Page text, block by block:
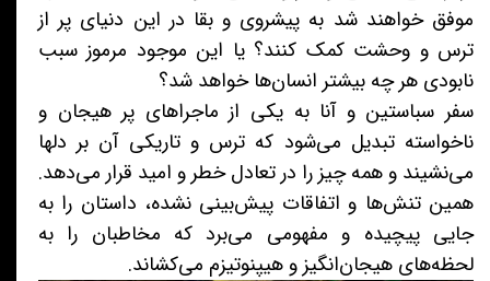
موفق خواهند شد به پیشروی و بقا در این دنیای پر از
ترس و وحشت کمک کنند؟ یا این موجود مرموز سبب
نابودی هر چه بیشتر انسان‌ها خواهد شد؟
سفر سباستین و آنا به یکی از ماجراهای پر هیجان و
ناخواسته تبدیل می‌شود که ترس و تاریکی آن بر دلها
می‌نشیند و همه چیز را در تعادل خطر و امید قرار می‌دهد.
همین تنش‌ها و اتفاقات پیش‌بینی نشده، داستان را به
جایی پیچیده و مفهومی می‌برد که مخاطبان را به
لحظه‌های هیجان‌انگیز و هیپنوتیزم می‌کشاند.